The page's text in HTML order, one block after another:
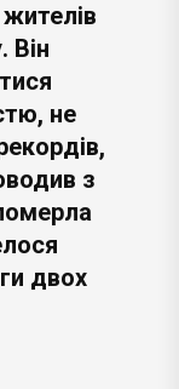
Він
не
з
двох